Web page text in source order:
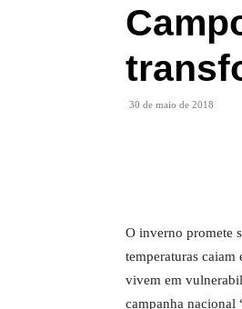
30 de maio de 2018
O inverno promete
temperaturas caiam
vivem em
campanha nacional